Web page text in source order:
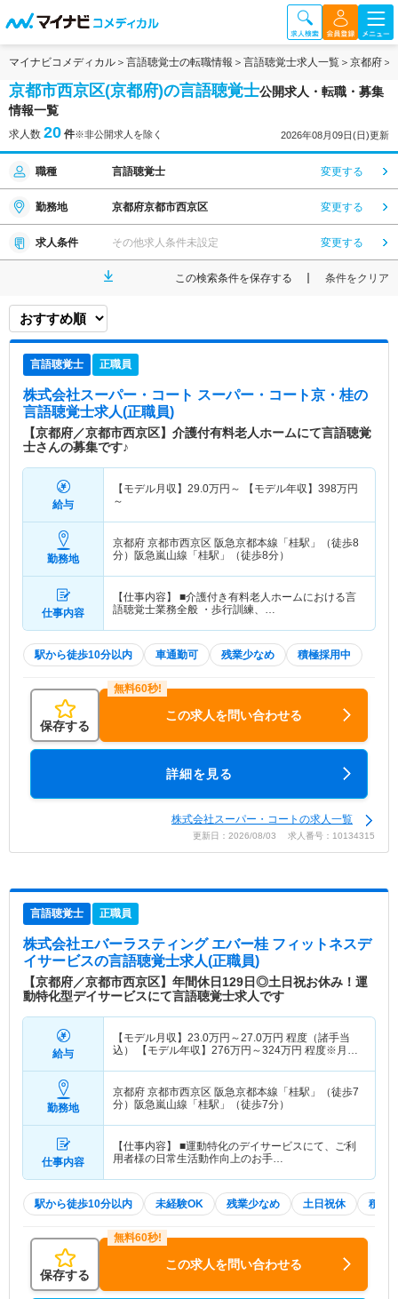
マイナビコメディカル 言語聴覚士の転職情報 言語聴覚士求人一覧 京都府
京都市西京区(京都府)の言語聴覚士公開求人・転職・募集
情報一覧
求人数 20 件※非公開求人を除く 2026年08月09日(日)更新
職種 言語聴覚士 変更する
勤務地 京都府京都市西京区 変更する
求人条件 その他求人条件未設定 変更する
この検索条件を保存する 条件をクリア
言語聴覚士 正職員
株式会社スーパー・コート スーパー・コート京・桂の
言語聴覚士求人(正職員)
【京都府／京都市西京区】介護付有料老人ホームにて言語聴覚
士さんの募集です♪
給与
【モデル月収】 29.0万円～ 【モデル年収】 398万円
～
勤務地
京都府 京都市西京区 阪急京都本線「桂駅」（徒歩8
分）阪急嵐山線「桂駅」（徒歩8分）
仕事内容
【仕事内容】 ■介護付き有料老人ホームにおける言
語聴覚士業務全般 ・歩行訓練、…
駅から徒歩10分以内 車通勤可 残業少なめ 積極採用中
保存する
この求人を問い合わせる
詳細を見る
株式会社スーパー・コートの求人一覧
更新日：2026/08/03 求人番号：10134315
言語聴覚士 正職員
株式会社エバーラスティング エバー桂 フィットネスデ
イサービスの言語聴覚士求人(正職員)
【京都府／京都市西京区】年間休日129日◎土日祝お休み！運
動特化型デイサービスにて言語聴覚士求人です
給与
【モデル月収】 23.0万円～27.0万円 程度（諸手当
込） 【モデル年収】 276万円～324万円 程度※月収
勤務地
京都府 京都市西京区 阪急京都本線「桂駅」（徒歩7
分）阪急嵐山線「桂駅」（徒歩7分）
仕事内容
【仕事内容】 ■運動特化のデイサービスにて、ご利
用者様の日常生活動作向上のお手…
駅から徒歩10分以内 未経験OK 残業少なめ 土日祝休 積極
保存する
この求人を問い合わせる